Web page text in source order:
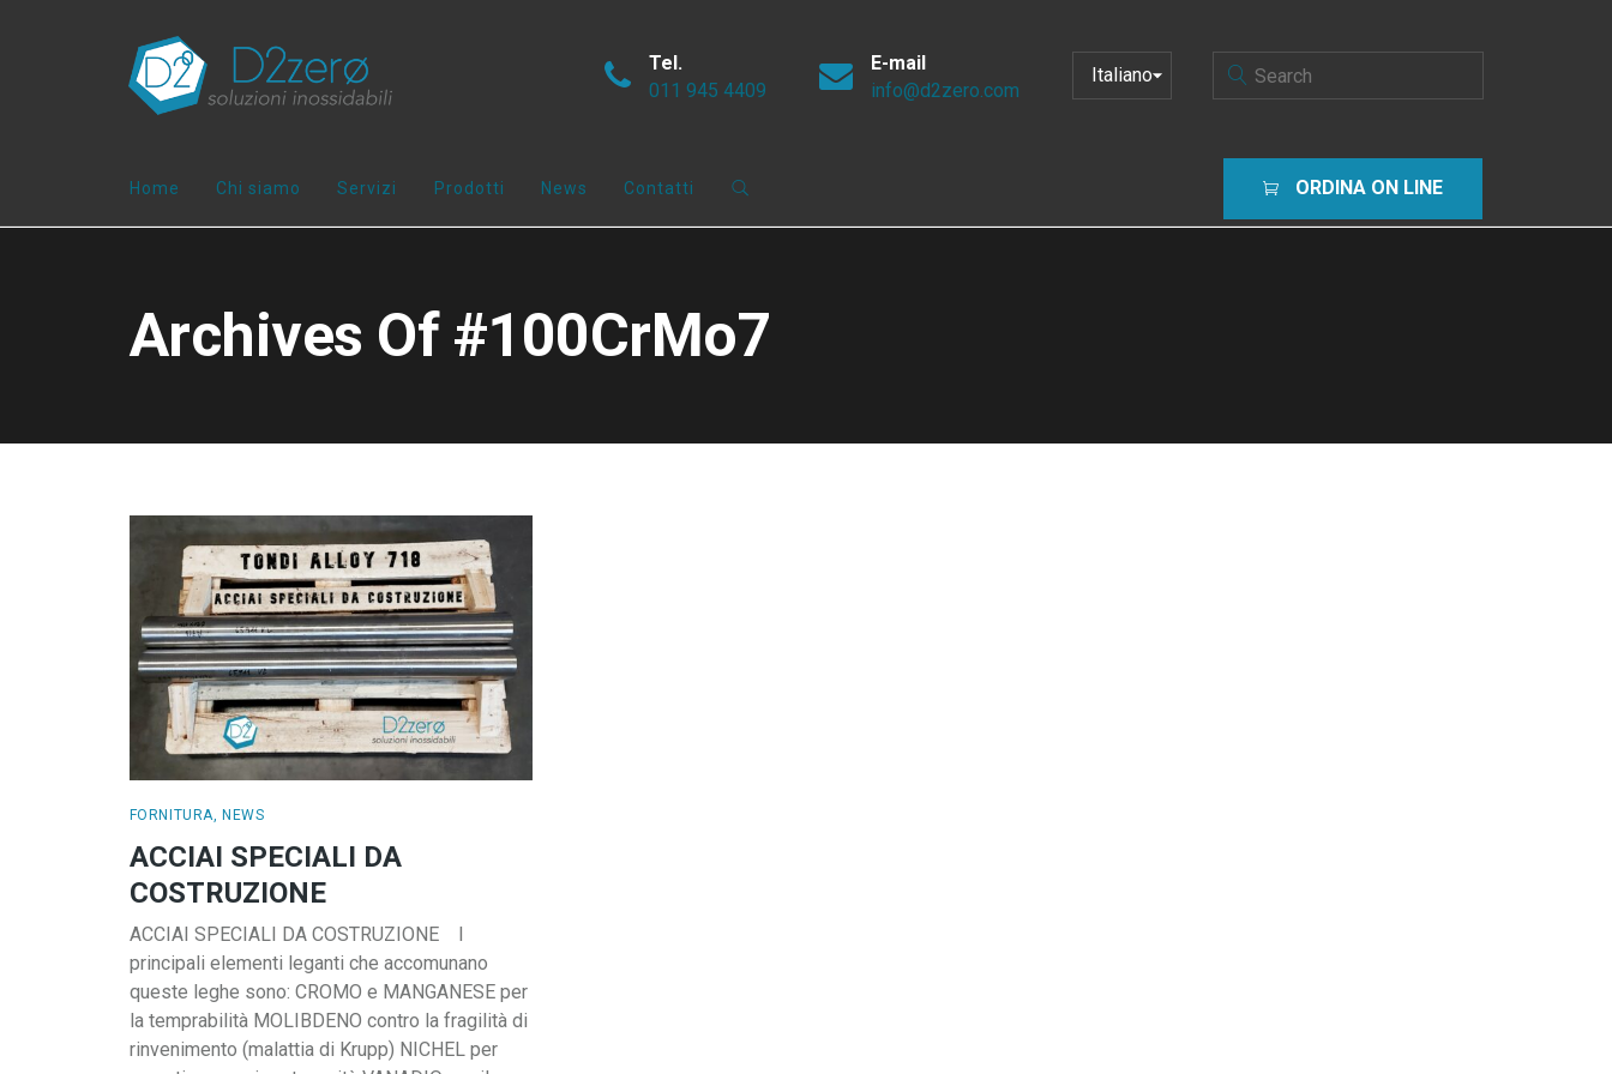
Tel.
011 945 4409
E-mail
info@d2zero.com
UNA
ORDINA ON LINE
Home Chi siamo Servizi Prodotti News Contatti
Archives Of #100CrMo7
FORNITURA, NEWS
ACCIAI SPECIALI DA
COSTRUZIONE
ACCIAI SPECIALI DA COSTRUZIONE I
principali elementi leganti che accomunano
queste leghe sono: CROMO e MANGANESE per
la temprabilità MOLIBDENO contro la fragilità di
rinvenimento (malattia di Krupp) NICHEL per